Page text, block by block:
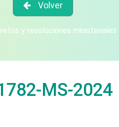
Volver
y resoluciones
MS-2024